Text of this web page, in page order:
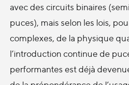
avec des circuits binaires
puces), mais selon les lois,
complexes, de la physique
l’introduction continue de
performantes est déjà